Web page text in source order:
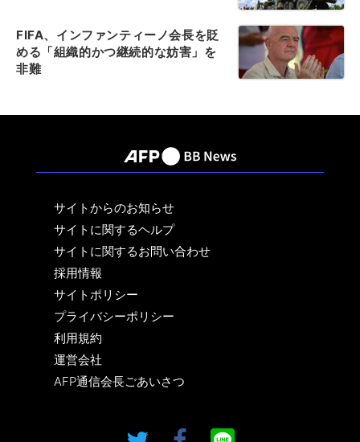
FIFA、インファンティーノ会長を貶
める「組織的かつ継続的な妨害」を
非難
サイトからのお知らせ
サイトに関するヘルプ
サイトに関するお問い合わせ
採用情報
サイトポリシー
プライバシーポリシー
利用規約
運営会社
AFP通信会長ごあいさつ